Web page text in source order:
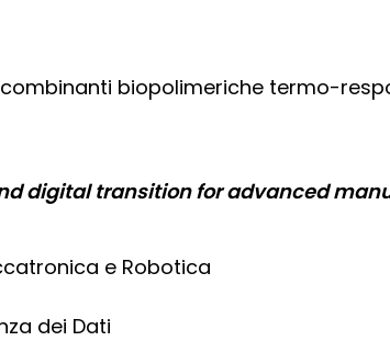
biopolimeriche termo-
digital transition for advanced
e Robotica
dei Dati